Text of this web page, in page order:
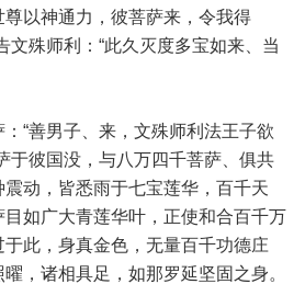
以神通力，彼菩萨来，令我得
文殊师利：“此久灭度多宝如来、当
善男子、来，文殊师利法王子欲
于彼国没，与八万四千菩萨、俱共
动，皆悉雨于七宝莲华，百千天
如广大青莲华叶，正使和合百千万
于此，身真金色，无量百千功德庄
，诸相具足，如那罗延坚固之身。